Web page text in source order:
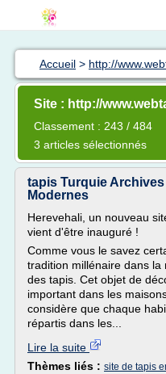
Accueil > http://
Site : http://
Classement : 243 / 484
3 articles sélectionnés
tapis Turquie
Modernes
Herevehali, un nouveau
vient d'être inauguré !
Comme vous le savez
tradition millénaire dans
des tapis. Cet objet de
important dans les
considère que chaque
répartis dans les...
Lire la suite
Thèmes liés : site de tapis